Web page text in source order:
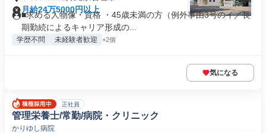
月給24万5000円以上
■求める人物像・資格 ・45歳未満の方（例外事由3号のイ／長
期勤続によるキャリア形成の...
学歴不問 未経験者歓迎 +2個
気になる
正社員
管理栄養士/常勤/病院・クリニック
かりゆし病院